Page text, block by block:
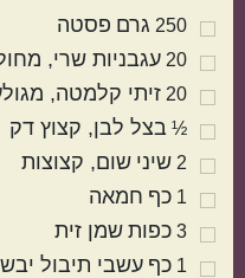
250 גרם פסטה
20 עגבניות שרי
20 זיתי קלמטה
½ בצל לבן קצוץ דק
2 שיני שום קצוצות
1 כף חמאה
3 כפות שמן זית
1 כף עשבי תיבול
סלטים